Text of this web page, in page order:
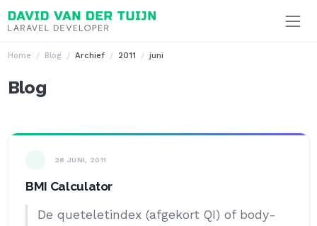
Ga naar inhoud
Home Blog Archief 2011 juni
Blog
28 JUNI, 2011
BMI Calculator
De queteletindex (afgekort QI) of body-